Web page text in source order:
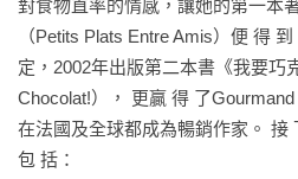
對食物直率的情感，讓她的第一本
（Petits Plats Entre Amis）便 得
定，2002年出版第二本書《我要巧
Chocolat!）， 更贏 得 了Gourmand
在法國及全球都成為暢銷作家。 接
包 括：